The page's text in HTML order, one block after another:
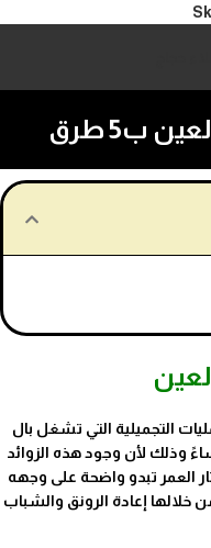
ب5 طرق
التجميلية التي تشغل بال
وذلك لأن وجود هذه الزوائد
تبدو واضحة على وجهه
إعادة الرونق والشباب